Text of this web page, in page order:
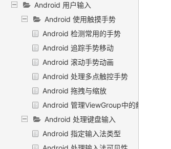
Android 用户输入
Android 使用触摸手势
Android 检测常用的手势
Android 追踪手势移动
Android 滚动手势动画
Android 处理多点触控手势
Android 拖拽与缩放
Android 管理ViewGroup中的触摸事件
Android 处理键盘输入
Android 指定输入法类型